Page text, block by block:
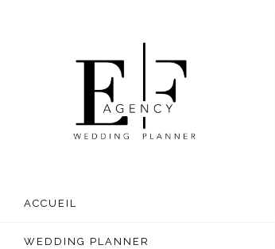
ACCUEIL
WEDDING PLANNER